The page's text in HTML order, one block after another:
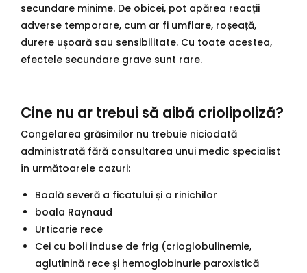
secundare minime. De obicei, pot apărea reacții
adverse temporare, cum ar fi umflare, roșeață,
durere ușoară sau sensibilitate. Cu toate acestea,
efectele secundare grave sunt rare.
Cine nu ar trebui să aibă criolipoliză?
Congelarea grăsimilor nu trebuie niciodată
administrată fără consultarea unui medic specialist
în următoarele cazuri:
Boală severă a ficatului și a rinichilor
boala Raynaud
Urticarie rece
Cei cu boli induse de frig (crioglobulinemie,
aglutinină rece și hemoglobinurie paroxistică